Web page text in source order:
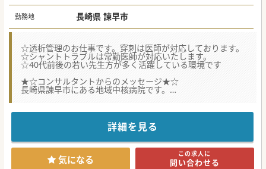
勤務地 長崎県 諫早市
☆透析管理のお仕事です。穿刺は医師が対応しております。
☆シャントトラブルは常勤医師が対応いたします。
☆40代前後の若い先生方が多く活躍している環境です
★☆コンサルタントからのメッセージ★☆
長崎県諫早市にある地域中核病院です。
地域のかかりつけ病院として機能できるよう取り組んでおら
勤務曜日や日数などのご希望ご相談が可能ですので、ぜひ一
詳細を見る
気になる この求人に
問い合わせる